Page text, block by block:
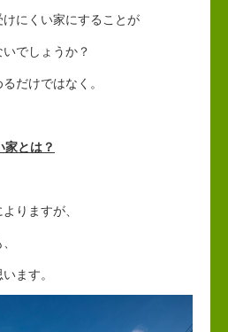
にくい家にすることが
でしょうか？
だけではなく。
家とは？
りますが、
ます。